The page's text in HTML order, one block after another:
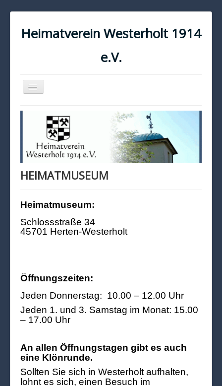
Heimatverein Westerholt 1914
e.V.
Navigation
an/aus
KONTAKT
IMPRESSUM
DATENSCHUTZ
HEIMATMUSEUM
Heimatmuseum:
Schlossstraße 34
45701 Herten-Westerholt
Öffnungszeiten:
Jeden Donnerstag: 10.00 – 12.00 Uhr
Jeden 1. und 3. Samstag im Monat: 15.00
– 17.00 Uhr
An allen Öffnungstagen gibt es auch
eine Klönrunde.
Sollten Sie sich in Westerholt aufhalten,
lohnt es sich, einen Besuch im